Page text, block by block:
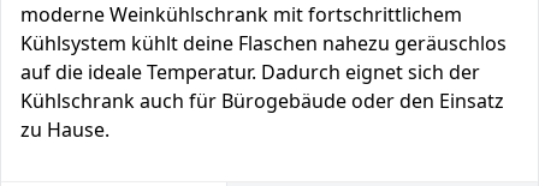
moderne Weinkühlschrank mit fortschrittlichem
Kühlsystem kühlt deine Flaschen nahezu geräuschlos
auf die ideale Temperatur. Dadurch eignet sich der
Kühlschrank auch für Bürogebäude oder den Einsatz
zu Hause.